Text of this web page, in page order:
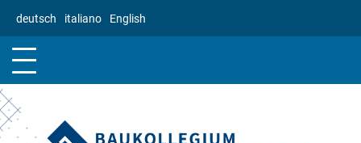
zum
deutsch italiano English